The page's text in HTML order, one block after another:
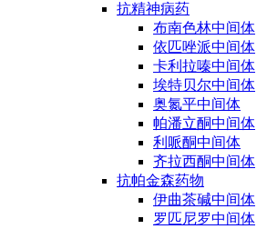
抗精神病药
布南色林中间体
依匹唑派中间体
卡利拉嗪中间体
埃特贝尔中间体
奥氮平中间体
帕潘立酮中间体
利哌酮中间体
齐拉西酮中间体
抗帕金森药物
伊曲茶碱中间体
罗匹尼罗中间体